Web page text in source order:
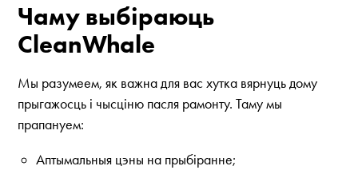
Чаму выбіраюць
CleanWhale
Мы разумеем, як важна для вас хутка вярнуць дому
прыгажосць і чысціню пасля рамонту. Таму мы
прапануем:
Аптымальныя цэны на прыбіранне;